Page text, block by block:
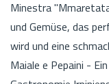
Minestra
und Gemüse, das
wird und eine
Maiale e Pepaini -